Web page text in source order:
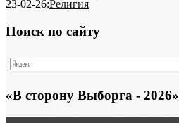
23-02-26:Религия
Поиск по сайту
«В сторону Выборга - 2026»